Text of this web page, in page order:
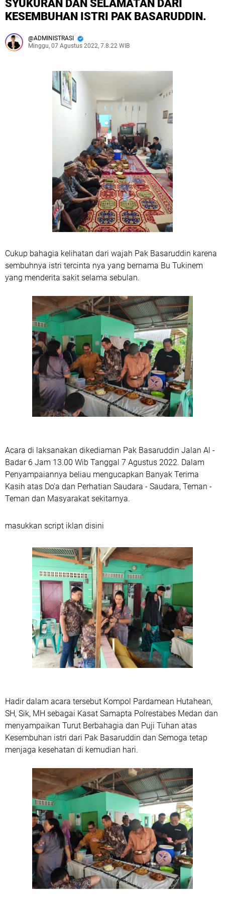
SYUKURAN DAN SELAMATAN DARI
KESEMBUHAN ISTRI PAK BASARUDDIN.
ADMINISTRASI
Minggu, 07 Agustus 2022, 7.8.22 WIB
Cukup bahagia kelihatan dari wajah Pak Basaruddin karena
sembuhnya istri tercinta nya yang bernama Bu Tukinem
yang menderita sakit selama sebulan.
Acara di laksanakan dikediaman Pak Basaruddin Jalan Al -
Badar 6 Jam 13.00 Wib Tanggal 7 Agustus 2022. Dalam
Penyampaiannya beliau mengucapkan Banyak Terima
Kasih atas Do'a dan Perhatian Saudara - Saudara, Teman -
Teman dan Masyarakat sekitarnya.
masukkan script iklan disini
Hadir dalam acara tersebut Kompol Pardamean Hutahean,
SH, Sik, MH sebagai Kasat Samapta Polrestabes Medan dan
menyampaikan Turut Berbahagia dan Puji Tuhan atas
Kesembuhan istri dari Pak Basaruddin dan Semoga tetap
menjaga kesehatan di kemudian hari.